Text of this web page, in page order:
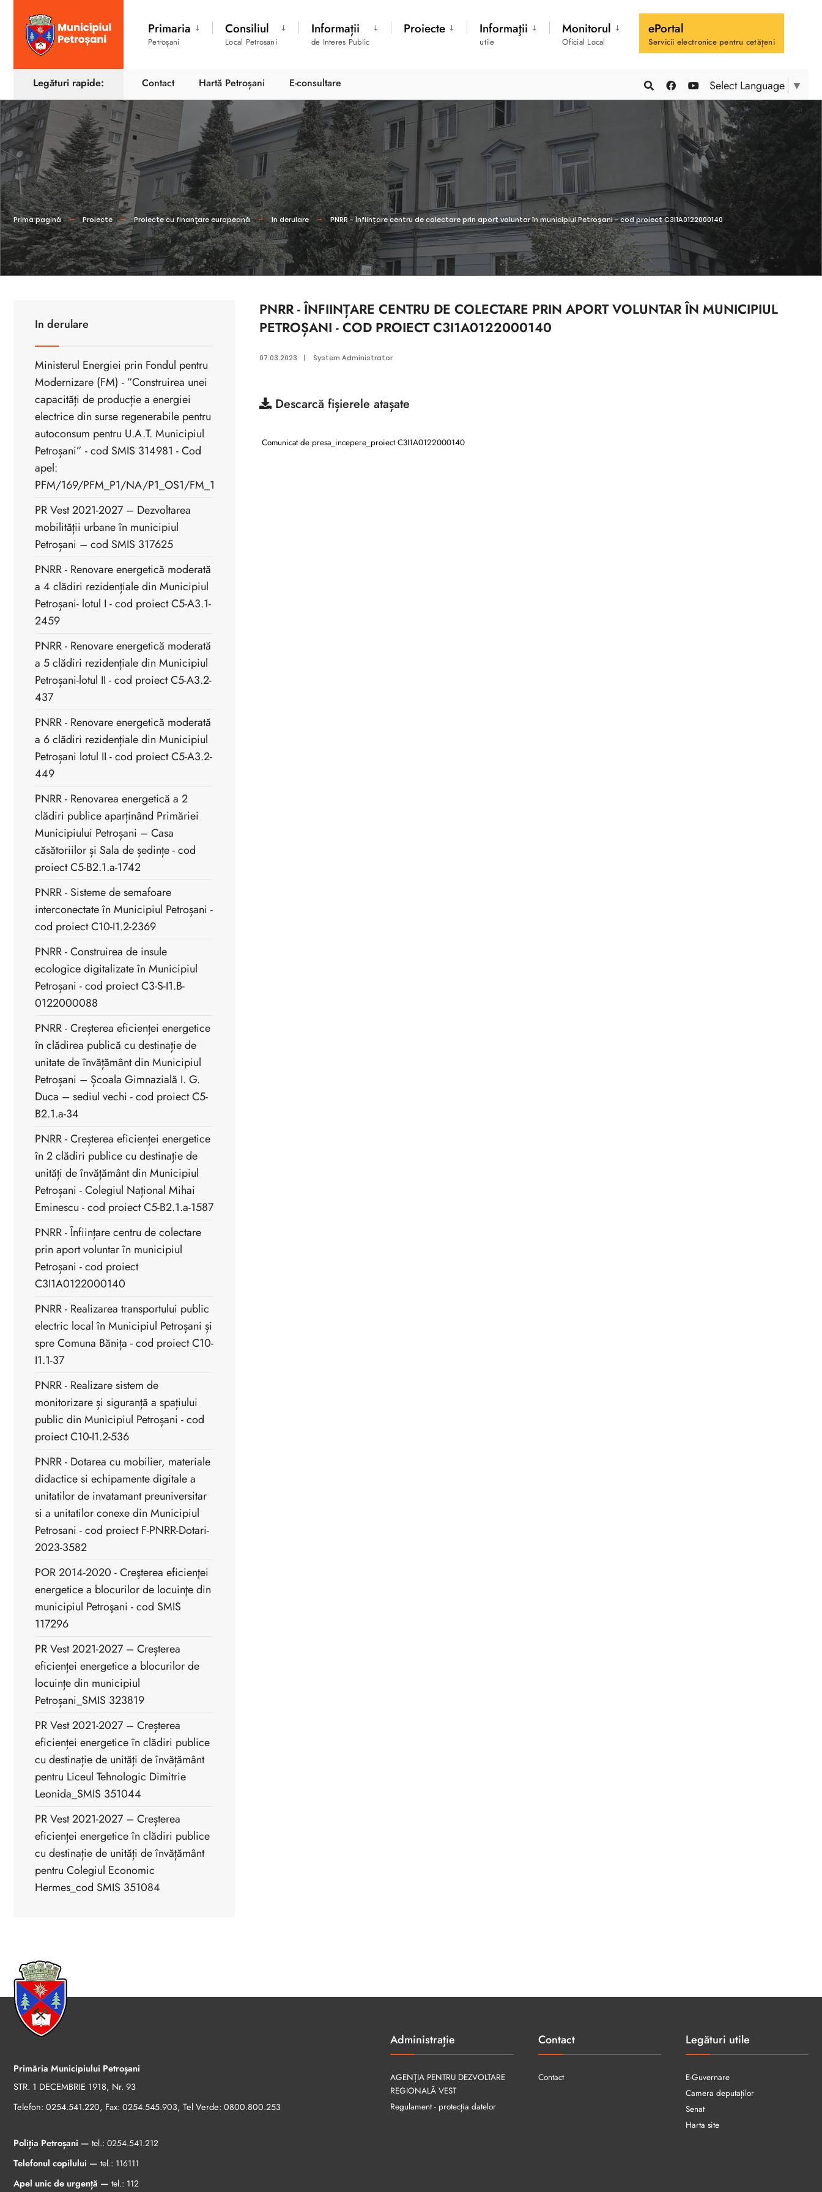
Primaria
Petroșani
Consiliul
Local Petrosani
Informații
de Interes Public
Proiecte Informaţii
utile
Monitorul
Oficial Local
ePortal
Servicii electronice pentru cetățeni
Select Language ▼
Legături rapide: Contact Hartă Petroșani E-consultare
Prima pagină Proiecte Proiecte cu finanţare europeană In derulare PNRR - Înființare centru de colectare prin aport voluntar în municipiul Petroșani - cod proiect C3I1A0122000140
PNRR - ÎNFIINȚARE CENTRU DE COLECTARE PRIN APORT VOLUNTAR ÎN MUNICIPIUL
PETROȘANI - COD PROIECT C3I1A0122000140
07.03.2023 | System Administrator
Descarcă fișierele atașate
Comunicat de presa_incepere_proiect C3I1A0122000140
In derulare
Ministerul Energiei prin Fondul pentru
Modernizare (FM) - ”Construirea unei
capacități de producție a energiei
electrice din surse regenerabile pentru
autoconsum pentru U.A.T. Municipiul
Petroșani” - cod SMIS 314981 - Cod
apel:
PFM/169/PFM_P1/NA/P1_OS1/FM_1.1
PR Vest 2021-2027 – Dezvoltarea
mobilității urbane în municipiul
Petroșani – cod SMIS 317625
PNRR - Renovare energetică moderată
a 4 clădiri rezidențiale din Municipiul
Petroșani- lotul I - cod proiect C5-A3.1-
2459
PNRR - Renovare energetică moderată
a 5 clădiri rezidențiale din Municipiul
Petroșani-lotul II - cod proiect C5-A3.2-
437
PNRR - Renovare energetică moderată
a 6 clădiri rezidențiale din Municipiul
Petroșani lotul II - cod proiect C5-A3.2-
449
PNRR - Renovarea energetică a 2
clădiri publice aparținând Primăriei
Municipiului Petroșani – Casa
căsătoriilor și Sala de ședințe - cod
proiect C5-B2.1.a-1742
PNRR - Sisteme de semafoare
interconectate în Municipiul Petroșani -
cod proiect C10-I1.2-2369
PNRR - Construirea de insule
ecologice digitalizate în Municipiul
Petroșani - cod proiect C3-S-I1.B-
0122000088
PNRR - Creșterea eficienței energetice
în clădirea publică cu destinație de
unitate de învățământ din Municipiul
Petroșani – Școala Gimnazială I. G.
Duca – sediul vechi - cod proiect C5-
B2.1.a-34
PNRR - Creșterea eficienței energetice
în 2 clădiri publice cu destinație de
unități de învățământ din Municipiul
Petroșani - Colegiul Național Mihai
Eminescu - cod proiect C5-B2.1.a-1587
PNRR - Înființare centru de colectare
prin aport voluntar în municipiul
Petroșani - cod proiect
C3I1A0122000140
PNRR - Realizarea transportului public
electric local în Municipiul Petroșani și
spre Comuna Bănița - cod proiect C10-
I1.1-37
PNRR - Realizare sistem de
monitorizare și siguranță a spațiului
public din Municipiul Petroșani - cod
proiect C10-I1.2-536
PNRR - Dotarea cu mobilier, materiale
didactice si echipamente digitale a
unitatilor de invatamant preuniversitar
si a unitatilor conexe din Municipiul
Petrosani - cod proiect F-PNRR-Dotari-
2023-3582
POR 2014-2020 - Creşterea eficienţei
energetice a blocurilor de locuinţe din
municipiul Petroşani - cod SMIS
117296
PR Vest 2021-2027 – Creșterea
eficienței energetice a blocurilor de
locuințe din municipiul
Petroșani_SMIS 323819
PR Vest 2021-2027 – Creșterea
eficienței energetice în clădiri publice
cu destinație de unități de învățământ
pentru Liceul Tehnologic Dimitrie
Leonida_SMIS 351044
PR Vest 2021-2027 – Creșterea
eficienței energetice în clădiri publice
cu destinație de unități de învățământ
pentru Colegiul Economic
Hermes_cod SMIS 351084
Primăria Municipiului Petroșani
STR. 1 DECEMBRIE 1918, Nr. 93
Telefon: 0254.541.220, Fax: 0254.545.903, Tel Verde: 0800.800.253
Poliția Petroșani — tel.: 0254.541.212
Telefonul copilului — tel.: 116111
Apel unic de urgență — tel.: 112
Administrație
AGENȚIA PENTRU DEZVOLTARE
REGIONALĂ VEST
Regulament - protecția datelor
Contact
Contact
Legături utile
E-Guvernare
Camera deputaților
Senat
Harta site